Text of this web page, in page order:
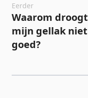
Eerder
Waarom droogt
mijn gellak niet
goed?